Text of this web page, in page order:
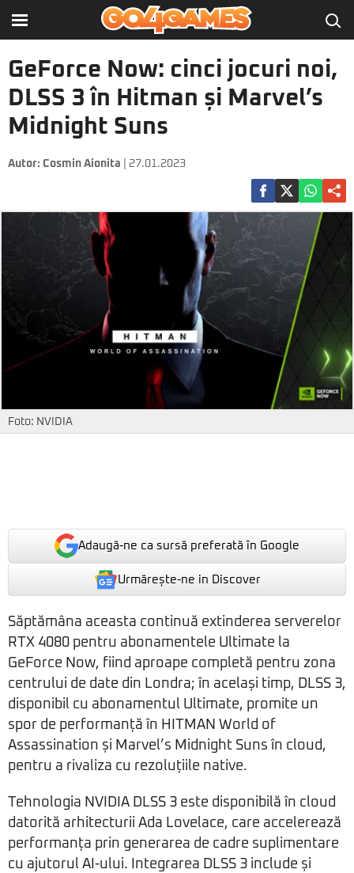
GeForce Now: cinci jocuri noi,
DLSS 3 în Hitman și Marvel’s
Midnight Suns
Autor: Cosmin Aionita | 27.01.2023
Foto: NVIDIA
Adaugă-ne ca sursă preferată în Google
Urmărește-ne in Discover
Săptămâna aceasta continuă extinderea serverelor
RTX 4080 pentru abonamentele Ultimate la
GeForce Now, fiind aproape completă pentru zona
centrului de date din Londra; în același timp, DLSS 3,
disponibil cu abonamentul Ultimate, promite un
spor de performanță în HITMAN World of
Assassination și Marvel’s Midnight Suns în cloud,
pentru a rivaliza cu rezoluțiile native.
Tehnologia NVIDIA DLSS 3 este disponibilă în cloud
datorită arhitecturii Ada Lovelace, care accelerează
performanța prin generarea de cadre suplimentare
cu ajutorul AI-ului. Integrarea DLSS 3 include și